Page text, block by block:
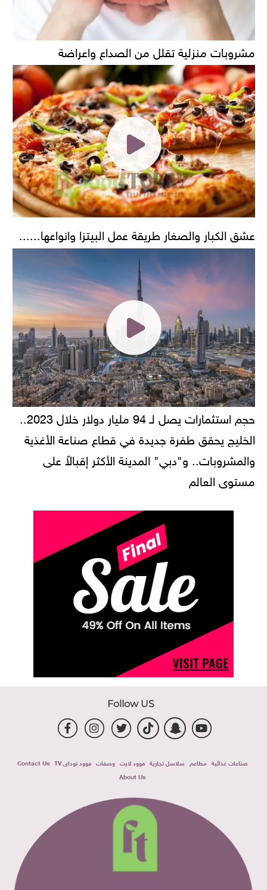
مشروبات منزلية تقلل من الصداع واعراضة
عشق الكبار والصغار طريقة عمل البيتزا وانواعها......
الخليج يحقق طفرة جديدة في قطاع صناعة الأغذية
والمشروبات.. و"دبي" المدينة الأكثر إقبالاً على
مستوى العالم
Follow US
صناعات غذائية مطاعم سلاسل تجارية فوود لايت وصفات فوود توداى TV
Contact Us
About Us